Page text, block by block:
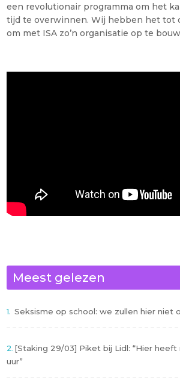
een revolutionair programma om het
tijd te overwinnen. Wij hebben het tot
om met ISA zo’n organisatie op te
Meest gelezen
Seksisme op school: we zullen hier niet
[Staking 29/03] Piket bij Lidl: “Hier heeft
uur”